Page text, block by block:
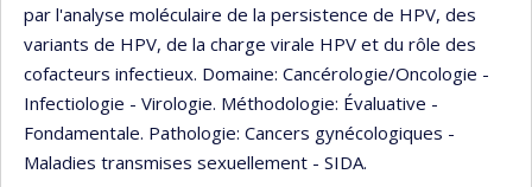
par l'analyse moléculaire de la persistence de HPV, des
variants de HPV, de la charge virale HPV et du rôle des
cofacteurs infectieux. Domaine: Cancérologie/Oncologie -
Infectiologie - Virologie. Méthodologie: Évaluative -
Fondamentale. Pathologie: Cancers gynécologiques -
Maladies transmises sexuellement - SIDA.